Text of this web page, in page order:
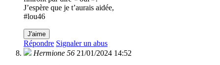
J’espère que je t’aurais aidée,
#lou46
J'aime
Répondre Signaler un abus
Hermione 56 21/01/2024 14:52